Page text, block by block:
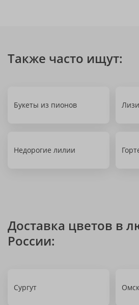
Также часто ищут:
Букеты из пионов
Недорогие лилии
Доставка цветов в
России:
Сургут Омск